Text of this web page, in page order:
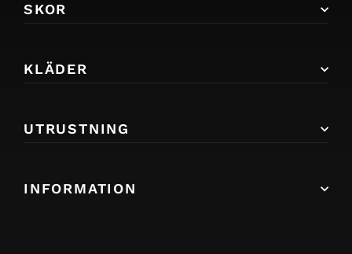
SKOR
KLÄDER
UTRUSTNING
INFORMATION